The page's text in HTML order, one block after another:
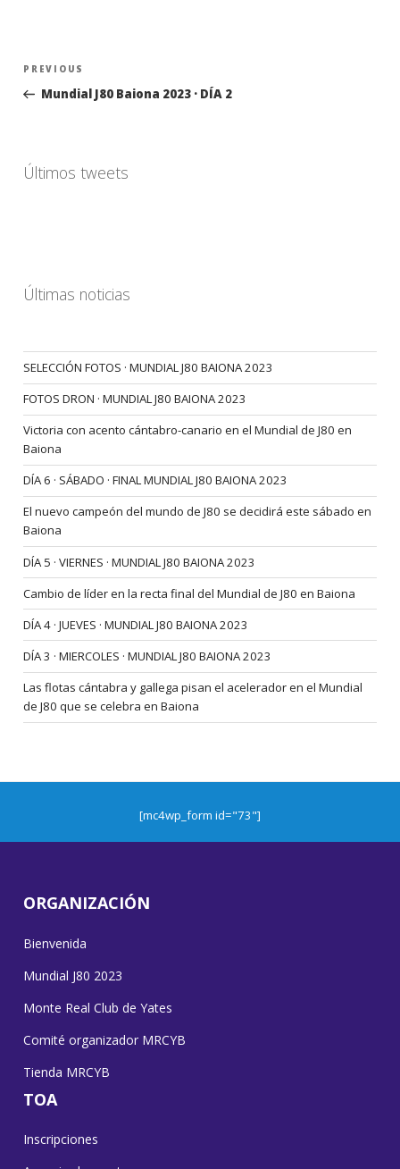
Navegación
entradas
Previous
Post
PREVIOUS
Mundial J80 Baiona 2023 · DÍA 2
Últimos tweets
Últimas noticias
SELECCIÓN FOTOS · MUNDIAL J80 BAIONA 2023
FOTOS DRON · MUNDIAL J80 BAIONA 2023
Victoria con acento cántabro-canario en el Mundial de J80 en
Baiona
DÍA 6 · SÁBADO · FINAL MUNDIAL J80 BAIONA 2023
El nuevo campeón del mundo de J80 se decidirá este sábado en
Baiona
DÍA 5 · VIERNES · MUNDIAL J80 BAIONA 2023
Cambio de líder en la recta final del Mundial de J80 en Baiona
DÍA 4 · JUEVES · MUNDIAL J80 BAIONA 2023
DÍA 3 · MIERCOLES · MUNDIAL J80 BAIONA 2023
Las flotas cántabra y gallega pisan el acelerador en el Mundial
de J80 que se celebra en Baiona
[mc4wp_form id="73"]
ORGANIZACIÓN
Bienvenida
Mundial J80 2023
Monte Real Club de Yates
Comité organizador MRCYB
Tienda MRCYB
TOA
Inscripciones